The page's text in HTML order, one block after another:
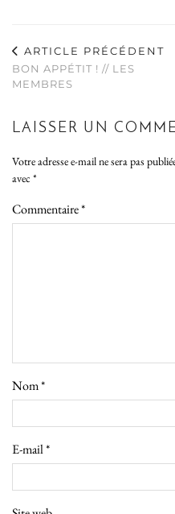
ARTICLE PRÉCÉDENT
BON APPÉTIT ! // LES
MEMBRES
LAISSER UN
Votre adresse e-mail ne sera pas
avec *
Commentaire*
Nom*
E-mail*